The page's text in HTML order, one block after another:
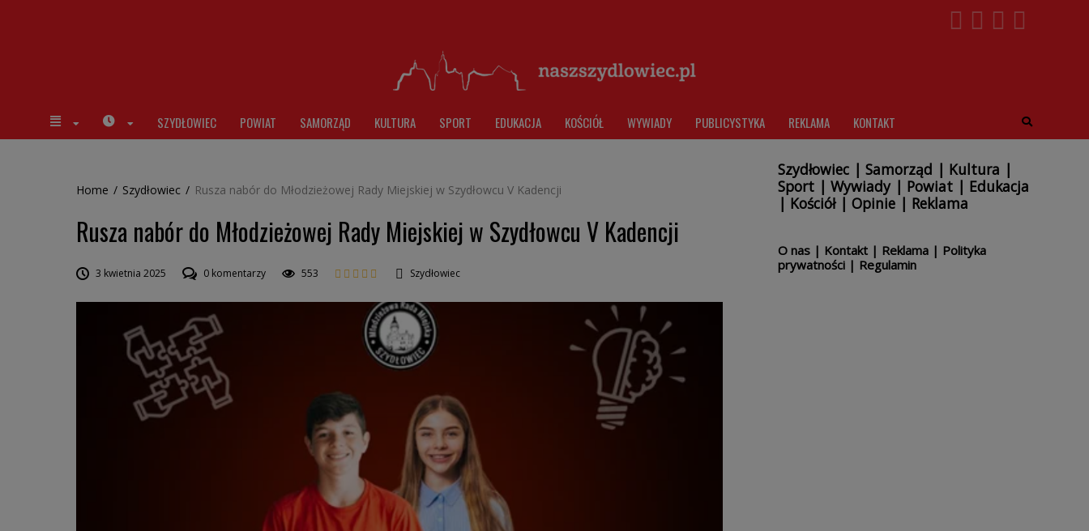
SZYDŁOWIEC POWIAT SAMORZĄD KULTURA SPORT EDUKACJA KOŚCIÓŁ WYWIADY PUBLICYSTYKA REKLAMA KONTAKT
Home / Szydłowiec / Rusza nabór do Młodzieżowej Rady Miejskiej w Szydłowcu V Kadencji
Rusza nabór do Młodzieżowej Rady Miejskiej w Szydłowcu V Kadencji
3 kwietnia 2025 0 komentarzy 553 Szydłowiec
Szydłowiec| Samorząd | Kultura |
Sport| Wywiady| Powiat| Edukacja
| Kościół| Opinie| Reklama
O nas| Kontakt| Reklama| Polityka
prywatności| Regulamin